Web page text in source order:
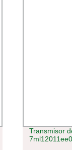
Transmisor